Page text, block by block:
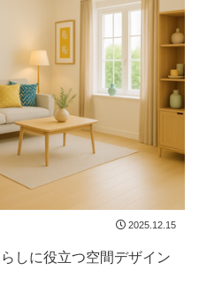
2025.12.15
しに役立つ空間デザイン